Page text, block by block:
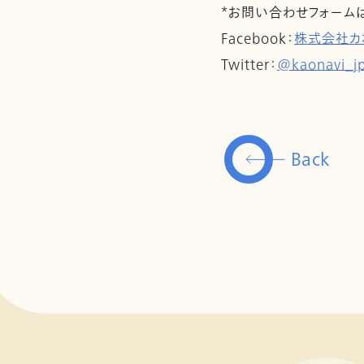
*お問い合わせフォーム
Facebook： 株式会社カ
Twitter：
Back